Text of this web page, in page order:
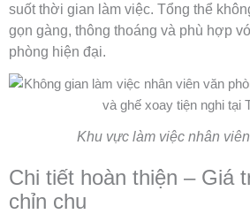
suốt thời gian làm việc. Tổng thể
gọn gàng, thông thoáng và phù hợp
phòng hiện đại.
Khu vực làm việc nhân
Chi tiết hoàn thiện – Giá
chỉn chu